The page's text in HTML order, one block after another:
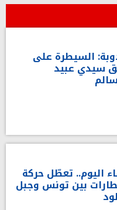
السيطرة على
سيدي عبيد
اليوم.. تعطّل حركة
بين تونس وجبل